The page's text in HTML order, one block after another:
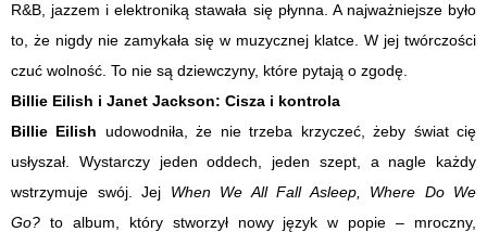
R&B, jazzem i elektroniką stawała się płynna. A najważniejsze było
to, że nigdy nie zamykała się w muzycznej klatce. W jej twórczości
czuć wolność. To nie są dziewczyny, które pytają o zgodę.
Billie Eilish i Janet Jackson: Cisza i kontrola
Billie Eilish udowodniła, że nie trzeba krzyczeć, żeby świat cię
usłyszał. Wystarczy jeden oddech, jeden szept, a nagle każdy
wstrzymuje swój. Jej When We All Fall Asleep, Where Do We
Go? to album, który stworzył nowy język w popie – mroczny,